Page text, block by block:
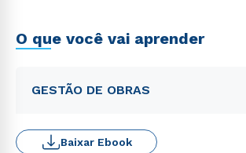
O que você vai aprender
GESTÃO DE OBRAS
Baixar Ebook